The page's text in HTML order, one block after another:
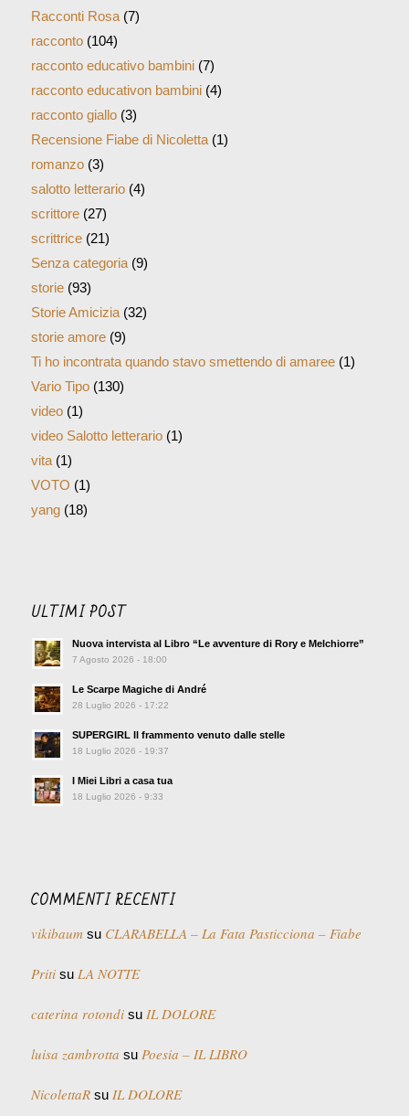
Racconti Rosa(7)
racconto(104)
racconto educativo bambini(7)
racconto educativon bambini(4)
racconto giallo(3)
Recensione Fiabe di Nicoletta(1)
romanzo(3)
salotto letterario(4)
scrittore(27)
scrittrice(21)
Senza categoria(9)
storie(93)
Storie Amicizia(32)
storie amore(9)
Ti ho incontrata quando stavo smettendo di amaree(1)
Vario Tipo(130)
video(1)
video Salotto letterario(1)
vita(1)
VOTO (1)
yang(18)
ULTIMI POST
Nuova intervista al Libro “Le avventure di Rory e Melchiorre”
7 Agosto 2026 - 18:00
Le Scarpe Magiche di André
28 Luglio 2026 - 17:22
SUPERGIRL Il frammento venuto dalle stelle
18 Luglio 2026 - 19:37
I Miei Libri a casa tua
18 Luglio 2026 - 9:33
COMMENTI RECENTI
vikibaumsu CLARABELLA – La Fata Pasticciona – Fiabe
Pritisu LA NOTTE
caterina rotondisu IL DOLORE
luisa zambrotta su Poesia – IL LIBRO
NicolettaRsu IL DOLORE